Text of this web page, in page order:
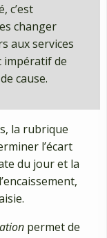
c’est
changer
aux services
impératif de
cause.
la rubrique
l’écart
du jour et la
permet de